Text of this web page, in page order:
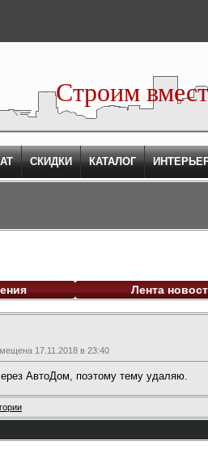
Строим
СКИДКИ КАТАЛОГ
Лента
17.11.2018 в 23:40
АвтоДом, поэтому тему удаляю.